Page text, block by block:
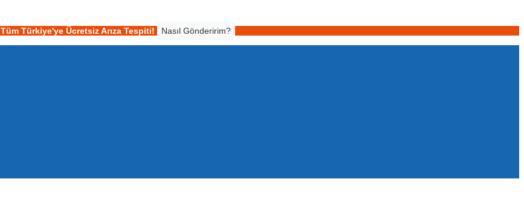
Tüm Türkiye'ye Ücretsiz Arıza Tespiti! Nasıl Gönderirim?